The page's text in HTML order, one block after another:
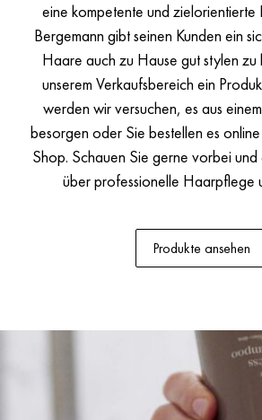
eine kompetente und zielorientierte
Bergemann gibt seinen Kunden ein
Haare auch zu Hause gut stylen zu
unserem Verkaufsbereich ein
werden wir versuchen, es aus
besorgen oder Sie bestellen es
Shop. Schauen Sie gerne vorbei
über professionelle Haarpflege
Produkte ansehen